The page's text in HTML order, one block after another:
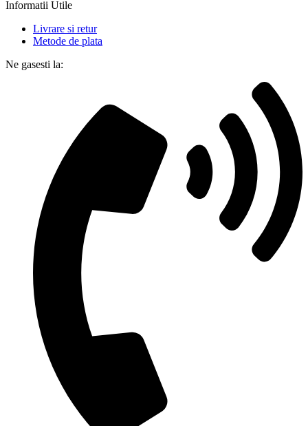
Informatii Utile
Livrare si retur
Metode de plata
Ne gasesti la: